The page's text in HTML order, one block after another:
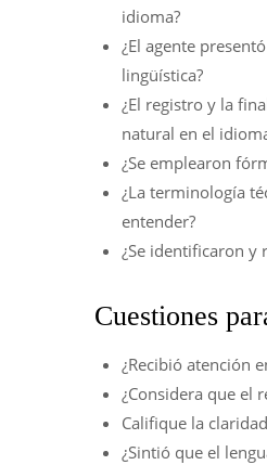
idioma?
¿El agente
lingüística?
¿El registro y la
natural en el
¿Se emplearon
¿La terminología
entender?
¿Se identificaron y
Cuestiones
¿Recibió atención
¿Considera que el
Califique la
¿Sintió que el